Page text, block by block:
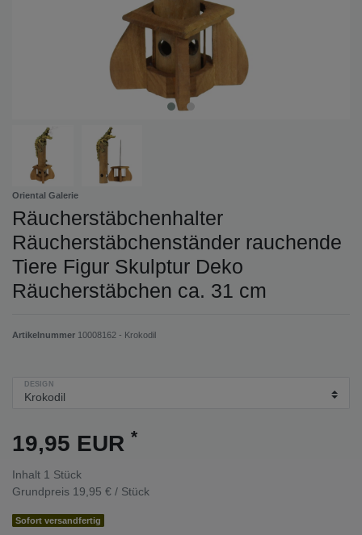
Oriental Galerie
Räucherstäbchenhalter
Räucherstäbchenständer rauchende
Tiere Figur Skulptur Deko
Räucherstäbchen ca. 31 cm
Artikelnummer 10008162 - Krokodil
DESIGN
19,95 EUR *
Inhalt 1 Stück
Grundpreis 19,95 € / Stück
Sofort versandfertig